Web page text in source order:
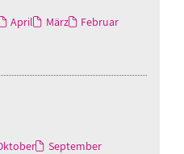
April März
Februar
September